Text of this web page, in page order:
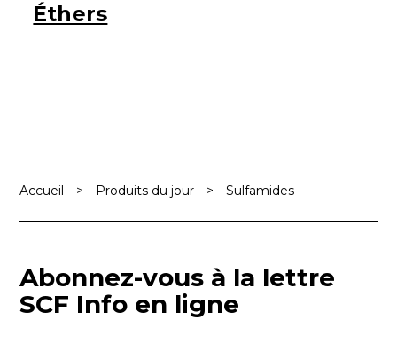
Éthers
Accueil > Produits du jour > Sulfamides
Abonnez-vous à la lettre
SCF Info en ligne